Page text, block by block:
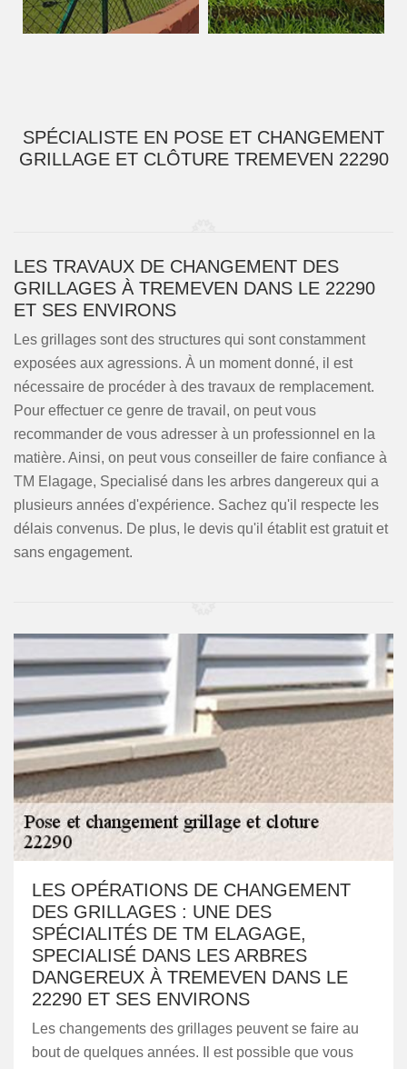
SPÉCIALISTE EN POSE ET CHANGEMENT
GRILLAGE ET CLÔTURE TREMEVEN 22290
LES TRAVAUX DE CHANGEMENT DES
GRILLAGES À TREMEVEN DANS LE 22290
ET SES ENVIRONS
Les grillages sont des structures qui sont constamment
exposées aux agressions. À un moment donné, il est
nécessaire de procéder à des travaux de remplacement.
Pour effectuer ce genre de travail, on peut vous
recommander de vous adresser à un professionnel en la
matière. Ainsi, on peut vous conseiller de faire confiance à
TM Elagage, Specialisé dans les arbres dangereux qui a
plusieurs années d'expérience. Sachez qu'il respecte les
délais convenus. De plus, le devis qu'il établit est gratuit et
sans engagement.
LES OPÉRATIONS DE CHANGEMENT
DES GRILLAGES : UNE DES
SPÉCIALITÉS DE TM ELAGAGE,
SPECIALISÉ DANS LES ARBRES
DANGEREUX À TREMEVEN DANS LE
22290 ET SES ENVIRONS
Les changements des grillages peuvent se faire au
bout de quelques années. Il est possible que vous